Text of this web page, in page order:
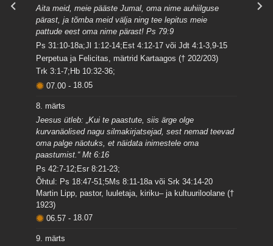
Aita meid, meie pääste Jumal, oma nime auhiilguse
pärast, ja tõmba meid välja ning tee lepitus meie
pattude eest oma nime pärast! Ps 79:9
Ps 31:10-18a;Jl 1:12-14;Est 4:12-17 või Jdt 4:1-3,9-15
Perpetua ja Felicitas, märtrid Kartaagos († 202/203)
Trk 3:1-7;Hb 10:32-36;
07.00- 18.05
8. märts
Jeesus ütleb: „Kui te paastute, siis ärge olge
kurvanäolised nagu silmakirjatsejad, sest nemad teevad
oma palge näotuks, et näidata inimestele oma
paastumist.“ Mt 6:16
Ps 42:7-12;Esr 8:21-23;
Õhtul: Ps 18:47-51;5Ms 8:11-18a või Srk 34:14-20
Martin Lipp, pastor, luuletaja, kiriku– ja kultuuriloolane (†
1923)
06.57- 18.07
9. märts